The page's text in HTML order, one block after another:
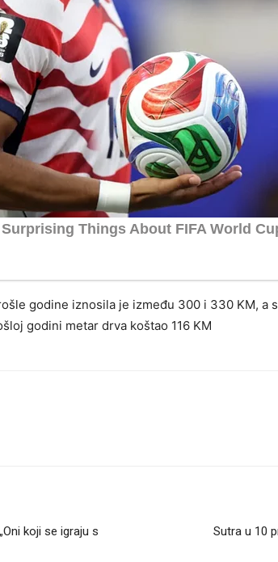
godine iznosila je između 300 i 330 KM, a
godini metar drva koštao 116 KM
koji se igraju s
Sutra u 10